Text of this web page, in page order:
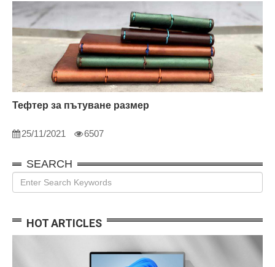
Тефтер за пътуване размер
25/11/2021 6507
SEARCH
HOT ARTICLES